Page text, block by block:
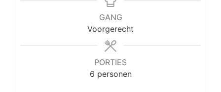
GANG
Voorgerecht
PORTIES
6 personen